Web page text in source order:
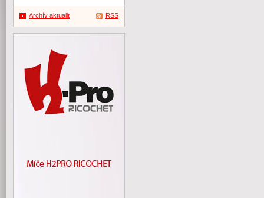
Archív aktualit RSS